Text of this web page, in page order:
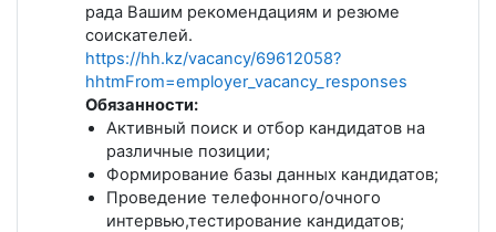
рада Вашим рекомендациям и резюме
соискателей.
https://hh.kz/vacancy/69612058?
hhtmFrom=employer_vacancy_responses
Обязанности:
Активный поиск и отбор кандидатов на
различные позиции;
Формирование базы данных кандидатов;
Проведение телефонного/очного
интервью,тестирование кандидатов;